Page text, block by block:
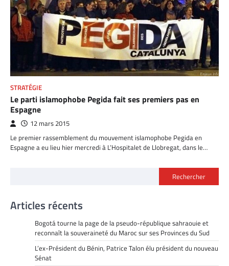
STRATÉGIE
Le parti islamophobe Pegida fait ses premiers pas en
Espagne
12 mars 2015
Le premier rassemblement du mouvement islamophobe Pegida en
Espagne a eu lieu hier mercredi à L’Hospitalet de Llobregat, dans le…
Rechercher
Articles récents
Bogotá tourne la page de la pseudo-république sahraouie et
reconnaît la souveraineté du Maroc sur ses Provinces du Sud
L’ex-Président du Bénin, Patrice Talon élu président du nouveau
Sénat